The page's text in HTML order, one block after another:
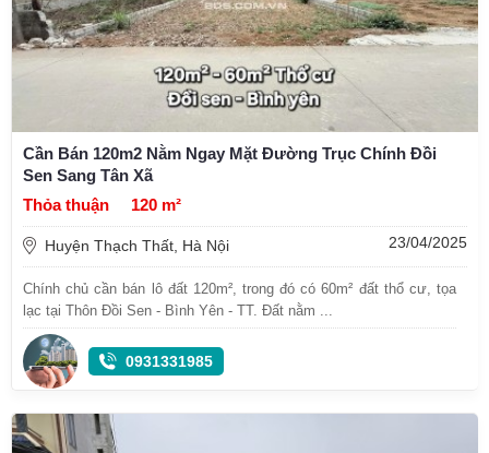
Cần Bán 120m2 Nằm Ngay Mặt Đường Trục Chính Đồi
Sen Sang Tân Xã
Thỏa thuận
120 m²
Huyện Thạch Thất, Hà Nội 23/04/2025
Chính chủ cần bán lô đất 120m², trong đó có 60m² đất thổ cư, tọa
lạc tại Thôn Đồi Sen - Bình Yên - TT. Đất nằm ...
0931331985